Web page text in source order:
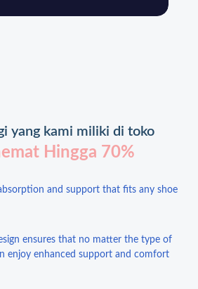
yang kami miliki di toko
Hingga 70%